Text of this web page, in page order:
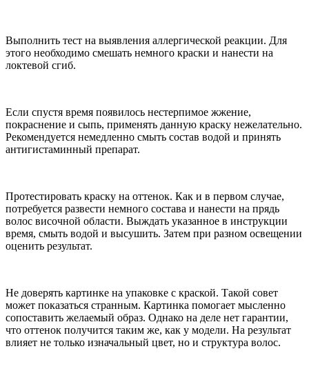
Выполнить тест на выявления аллергической реакции. Для
этого необходимо смешать немного краски и нанести на
локтевой сгиб.
Если спустя время появилось нестерпимое жжение,
покраснение и сыпь, применять данную краску нежелательно.
Рекомендуется немедленно смыть состав водой и принять
антигистаминный препарат.
Протестировать краску на оттенок. Как и в первом случае,
потребуется развести немного состава и нанести на прядь
волос височной области. Выждать указанное в инструкции
время, смыть водой и высушить. Затем при разном освещении
оценить результат.
Не доверять картинке на упаковке с краской. Такой совет
может показаться странным. Картинка помогает мысленно
сопоставить желаемый образ. Однако на деле нет гарантии,
что оттенок получится таким же, как у модели. На результат
влияет не только изначальный цвет, но и структура волос.